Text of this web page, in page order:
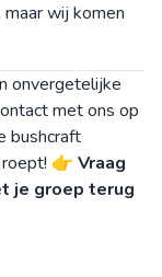
wij komen
onvergetelijke
met ons op
bushcraft
roept! 👉 Vraag
je groep terug